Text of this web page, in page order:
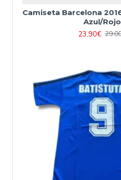
Camiseta Barcelona
Azul/Rojo
23.90€